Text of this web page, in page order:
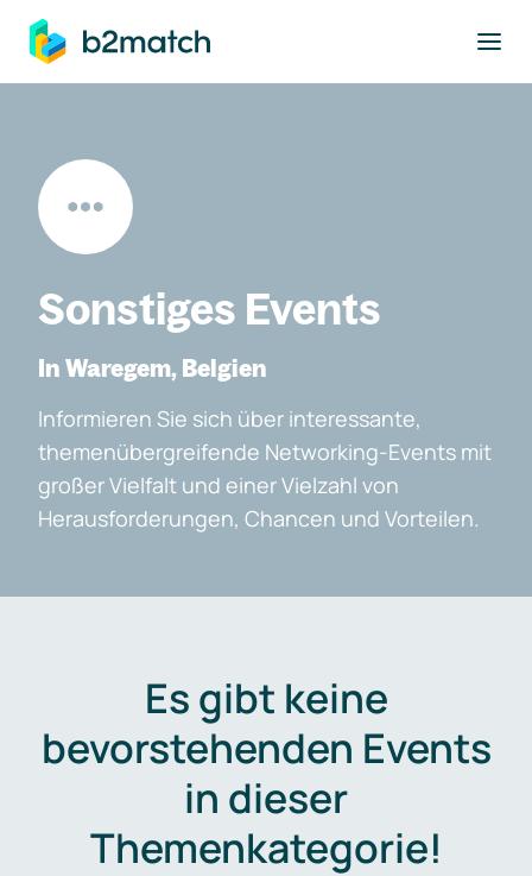
springen
Sonstiges Events
In Waregem, Belgien
Informieren Sie sich über interessante,
themenübergreifende Networking-Events mit
großer Vielfalt und einer Vielzahl von
Herausforderungen, Chancen und Vorteilen.
Es gibt keine
bevorstehenden Events
in dieser
Themenkategorie!